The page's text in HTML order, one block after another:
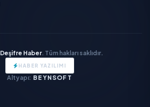
Deşifre Haber. Tüm hakları saklıdır.
HABER YAZILIMI
Altyapı: BEYNSOFT